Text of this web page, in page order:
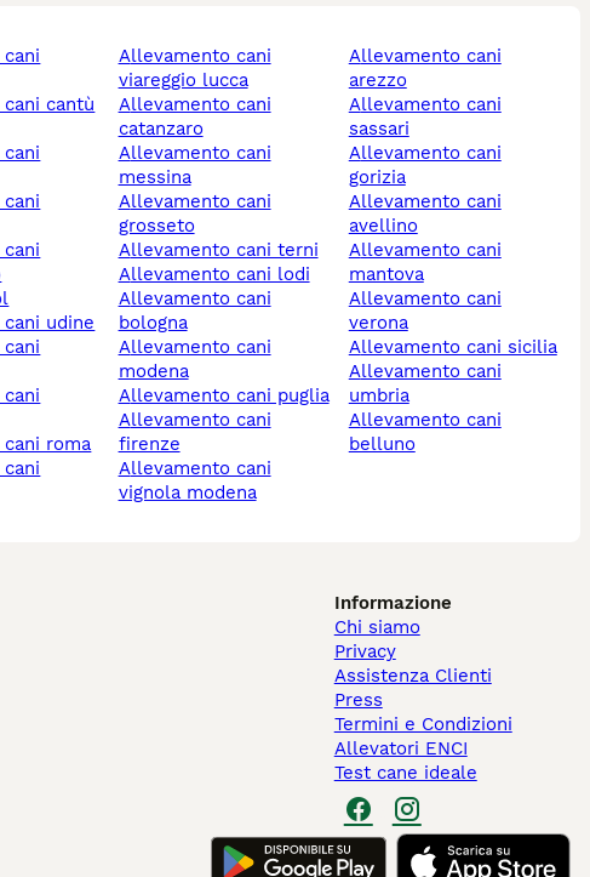
cani udine
cani roma
allevamento cani
viareggio lucca
allevamento cani
catanzaro
allevamento cani
messina
allevamento cani
grosseto
allevamento cani terni
allevamento cani lodi
allevamento cani
bologna
allevamento cani
modena
allevamento cani puglia
allevamento cani
firenze
allevamento cani
vignola modena
allevamento cani
arezzo
allevamento cani
sassari
allevamento cani
gorizia
allevamento cani
avellino
allevamento cani
mantova
allevamento cani
verona
allevamento cani sicilia
allevamento cani
umbria
allevamento cani
belluno
Informazione
Chi siamo
Privacy
Assistenza Clienti
Press
Termini e Condizioni
Allevatori ENCI
Test cane ideale